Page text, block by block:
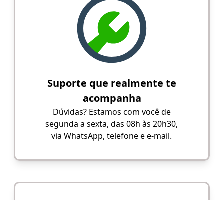
Suporte que realmente te
acompanha
Dúvidas? Estamos com você de
segunda a sexta, das 08h às 20h30,
via WhatsApp, telefone e e-mail.